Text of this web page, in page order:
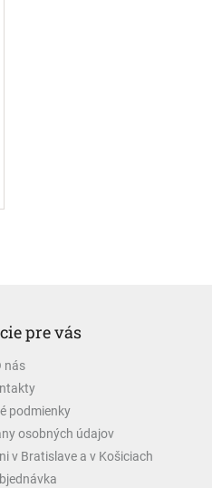
pre vás
nás
podmienky
osobných údajov
v Bratislave a v Košiciach